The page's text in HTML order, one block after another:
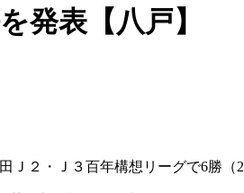
発表【八戸】
Ｊ２・Ｊ３百年構想リーグで6勝（